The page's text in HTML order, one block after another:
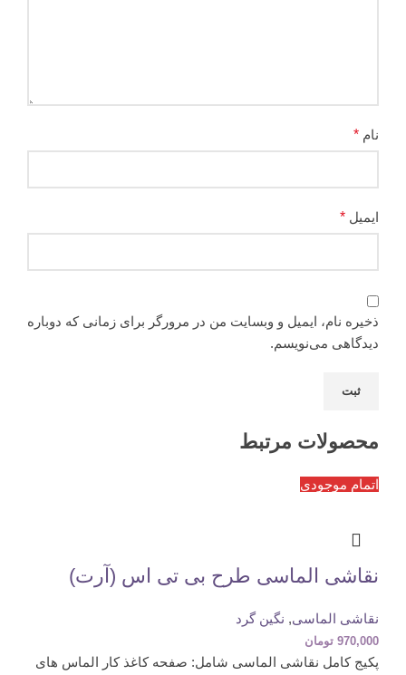
نام *
ایمیل *
ذخیره نام، ایمیل و وبسایت من در مرورگر برای زمانی که دوباره
دیدگاهی می‌نویسم.
محصولات مرتبط
اتمام موجودی
نقاشی الماسی طرح بی تی اس (آرت)
نقاشی الماسی, نگین گرد
970,000 تومان
پکیج کامل نقاشی الماسی شامل: صفحه کاغذ کار الماس های